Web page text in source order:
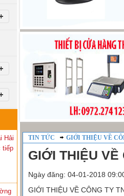
Hải
tiếp
TIN TỨC GIỚI THIỆU VỀ
GIỚI THIỆU VỀ
Ngày đăng: 04-01-2018
GIỚI THIỆU VỀ CÔNG TY